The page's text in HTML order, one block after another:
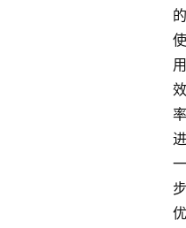
的
使
用
效
率
进
一
步
优